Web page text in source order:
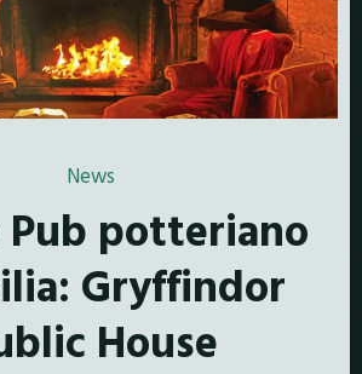
News
Pub potteriano
Gryffindor
House